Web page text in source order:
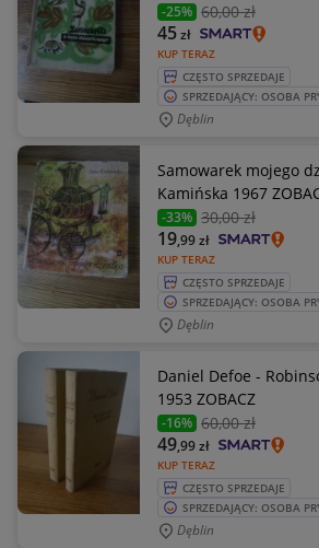
-25% 60,00 zł
KUP TERAZ
45zł
CZĘSTO SPRZEDAJE
SPRZEDAJĄCY: OSOBA
Dęblin
Samowarek mojego
Kamińska 1967
-33% 30,00 zł
KUP TERAZ
19,99zł
CZĘSTO SPRZEDAJE
SPRZEDAJĄCY: OSOBA
Dęblin
Daniel Defoe -
1953 ZOBACZ
-16% 60,00 zł
KUP TERAZ
49,99zł
CZĘSTO SPRZEDAJE
SPRZEDAJĄCY: OSOBA
Dęblin